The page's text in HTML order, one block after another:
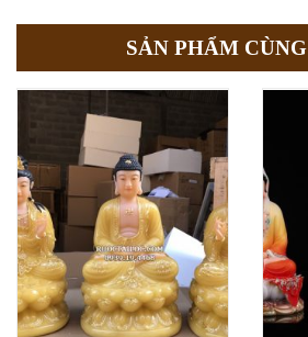
SẢN PHẨM